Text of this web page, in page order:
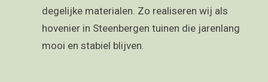
degelijke materialen. Zo realiseren wij als
hovenier in Steenbergen tuinen die jarenlang
mooi en stabiel blijven.